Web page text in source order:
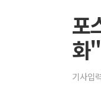
포
화"
기사입